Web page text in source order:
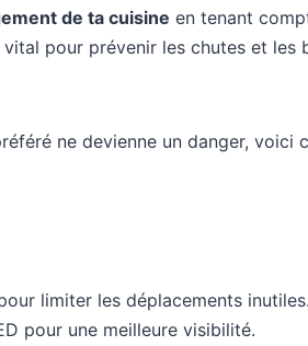
de ta cuisine en tenant
vital pour prévenir les chutes et
ne devienne un danger, voici
limiter les déplacements inutiles.
pour une meilleure visibilité.